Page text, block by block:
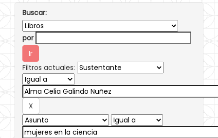
Buscar:
por
Filtros actuales: